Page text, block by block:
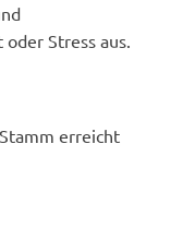
Stress aus.
erreicht